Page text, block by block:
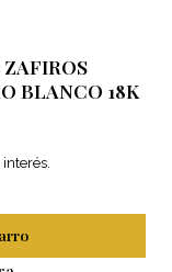
BLANCO 18K